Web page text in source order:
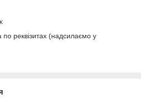
реквізитах (надсилаємо у